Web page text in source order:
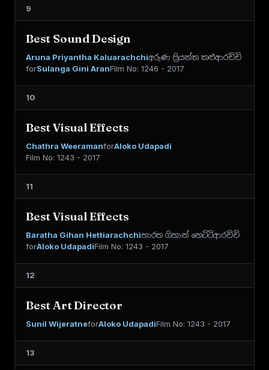
9
Best Sound Design
Aruna Priyantha Kaluarachchiඅරුණ ප්‍රියන්ත කළුආරච්චි
forSulanga Gini AranFilm No: 1246 - 2017
10
Best Visual Effects
Chathra WeeramanforAloko Udapadi
Film No: 1243 - 2017
11
Best Visual Effects
Baratha Gihan Hettiarachchiභාරත ගිහාන් හෙට්ටිආරච්චි
forAloko UdapadiFilm No: 1243 - 2017
12
Best Art Director
Sunil WijeratneforAloko UdapadiFilm No: 1243 - 2017
13